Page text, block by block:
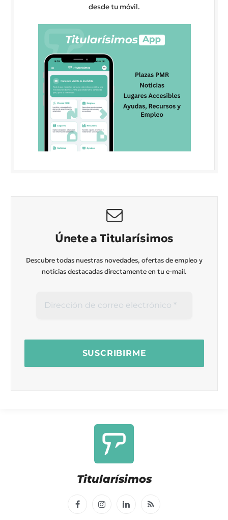
desde tu móvil.
Únete a Titularísimos
Descubre todas nuestras novedades, ofertas de empleo y
noticias destacadas directamente en tu e-mail.
Titularísimos
FacebookInstagramLinkedInRSS